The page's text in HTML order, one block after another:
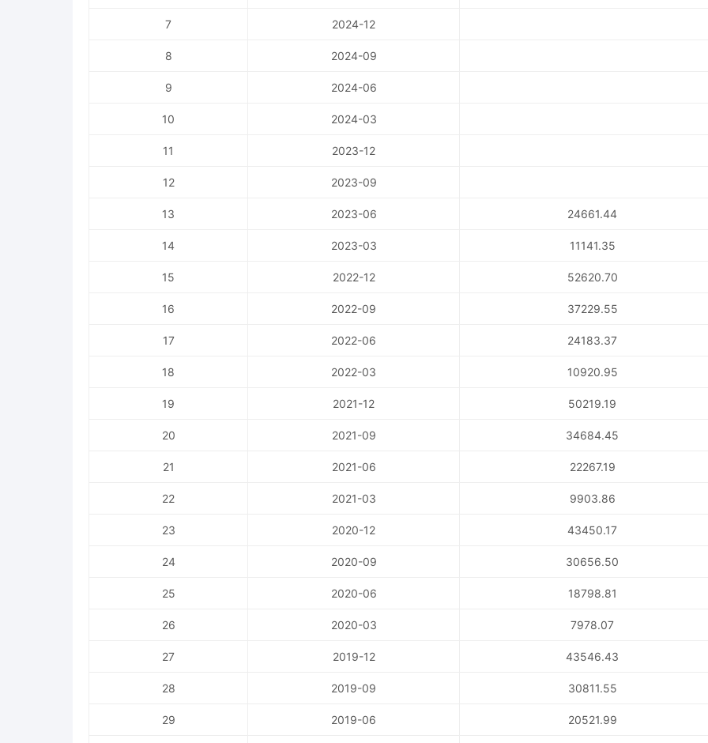
7 2024-12
8 2024-09
9 2024-06
10 2024-03
11 2023-12
12 2023-09
13 2023-06 24661.44
14 2023-03 11141.35
15 2022-12 52620.70
16 2022-09 37229.55
17 2022-06 24183.37
18 2022-03 10920.95
19 2021-12 50219.19
20 2021-09 34684.45
21 2021-06 22267.19
22 2021-03 9903.86
23 2020-12 43450.17
24 2020-09 30656.50
25 2020-06 18798.81
26 2020-03 7978.07
27 2019-12 43546.43
28 2019-09 30811.55
29 2019-06 20521.99